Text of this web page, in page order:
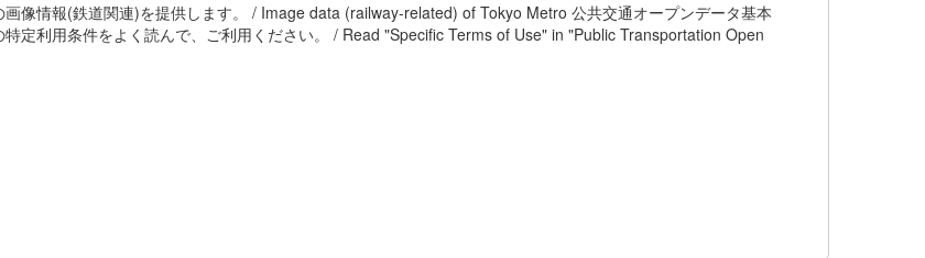
画像情報(鉄道関連)を提供します。 / Image data (railway-related) of Tokyo Metro 公共交通オープンデータ基本
特定利用条件をよく読んで、ご利用ください。 / Read "Specific Terms of Use" in "Public Transportation Open